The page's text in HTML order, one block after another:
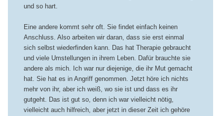
und so hart.
Eine andere kommt sehr oft. Sie findet einfach keinen
Anschluss. Also arbeiten wir daran, dass sie erst einmal
sich selbst wiederfinden kann. Das hat Therapie gebraucht
und viele Umstellungen in ihrem Leben. Dafür brauchte sie
andere als mich. Ich war nur diejenige, die ihr Mut gemacht
hat. Sie hat es in Angriff genommen. Jetzt höre ich nichts
mehr von ihr, aber ich weiß, wo sie ist und dass es ihr
gutgeht. Das ist gut so, denn ich war vielleicht nötig,
vielleicht auch hilfreich, aber jetzt in dieser Zeit ich gehöre